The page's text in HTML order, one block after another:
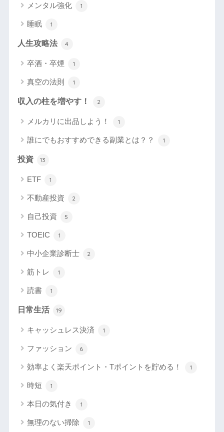
メンタル強化 1
睡眠 1
人生攻略法 4
卒酒・卒煙 1
真空の法則 1
収入の柱を増やす！ 2
メルカリに出品しよう！ 1
誰にでもおすすめできる副業とは？？ 1
投資 13
ETF 1
不動産投資 2
自己投資 5
TOEIC 1
中小企業診断士 2
筋トレ 1
読書 1
日常生活 19
キャッシュレス決済 1
ファッション 6
効率よく楽天ポイント・Tポイントを貯める！ 1
時短 1
本日の気付き 1
無理のない掃除 1